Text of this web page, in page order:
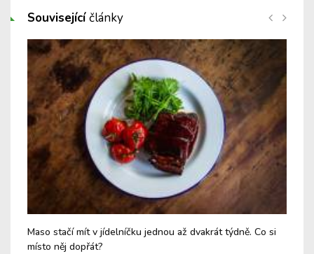
Souvisejícíčlánky
Maso stačí mít v jídelníčku jednou až dvakrát týdně. Co si
místo něj dopřát?